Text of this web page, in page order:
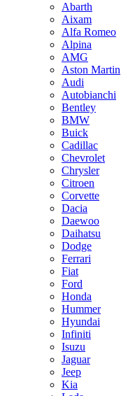
Abarth
Aixam
Alfa Romeo
Alpina
AMG
Aston Martin
Audi
Autobianchi
Bentley
BMW
Buick
Cadillac
Chevrolet
Chrysler
Citroen
Corvette
Dacia
Daewoo
Daihatsu
Dodge
Ferrari
Fiat
Ford
Honda
Hummer
Hyundai
Infiniti
Isuzu
Jaguar
Jeep
Kia